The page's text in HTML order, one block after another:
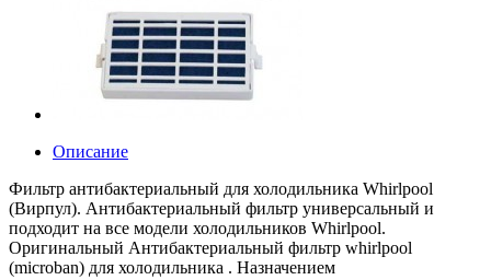
Описание
Фильтр антибактериальный для холодильника Whirlpool
(Вирпул). Антибактериальный фильтр универсальный и
подходит на все модели холодильников Whirlpool.
Оригинальный Антибактериальный фильтр whirlpool
(microban) для холодильника . Назначением